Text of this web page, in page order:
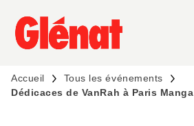
MENU RECHERCHE
PIED DE PAGE
Accueil
Tous les événements
Dédicaces de VanRah à Paris Manga